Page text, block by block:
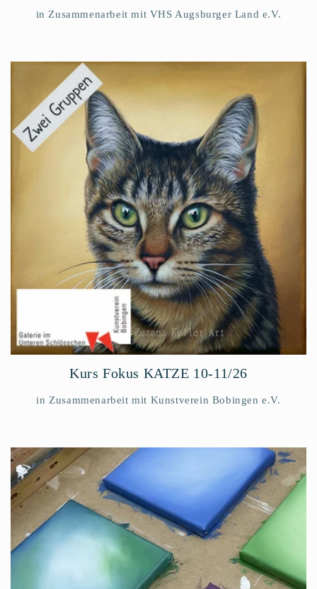
in Zusammenarbeit mit VHS Augsburger Land e.V.
Kurs Fokus KATZE 10-11/26
in Zusammenarbeit mit Kunstverein Bobingen e.V.